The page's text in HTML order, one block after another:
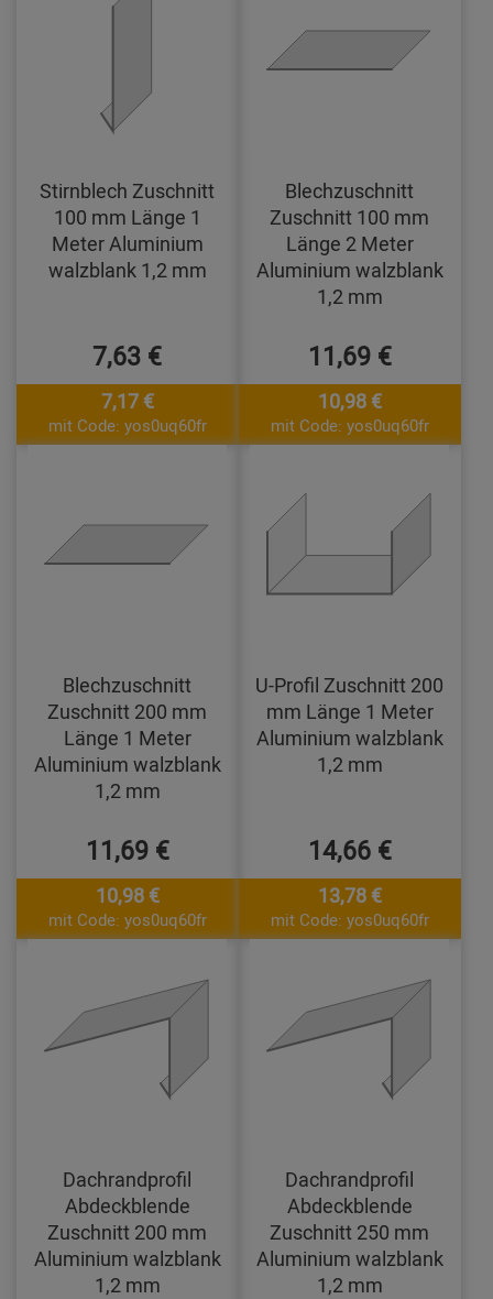
Stirnblech Zuschnitt
100 mm Länge 1
Meter Aluminium
walzblank 1,2 mm
7,63 €
7,17 €
mit Code: yos0uq60fr
Blechzuschnitt
Zuschnitt 100 mm
Länge 2 Meter
Aluminium walzblank
1,2 mm
11,69 €
10,98 €
mit Code: yos0uq60fr
Blechzuschnitt
Zuschnitt 200 mm
Länge 1 Meter
Aluminium walzblank
1,2 mm
11,69 €
10,98 €
mit Code: yos0uq60fr
U-Profil Zuschnitt 200
mm Länge 1 Meter
Aluminium walzblank
1,2 mm
14,66 €
13,78 €
mit Code: yos0uq60fr
Dachrandprofil
Abdeckblende
Zuschnitt 200 mm
Aluminium walzblank
1,2 mm
Dachrandprofil
Abdeckblende
Zuschnitt 250 mm
Aluminium walzblank
1,2 mm